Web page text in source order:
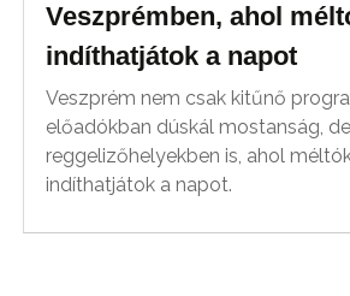
Veszprémben, ahol
indíthatjátok a napot
Veszprém nem csak kitűnő
előadókban dúskál mostanság,
reggelizőhelyekben is, ahol
indíthatjátok a napot.